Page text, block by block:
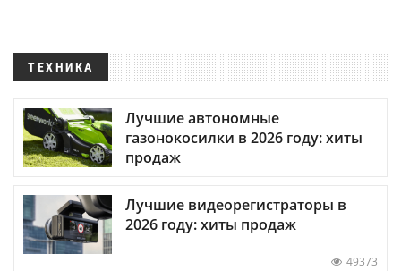
ТЕХНИКА
Лучшие автономные
газонокосилки в 2026 году: хиты
продаж
Лучшие видеорегистраторы в
2026 году: хиты продаж
49373